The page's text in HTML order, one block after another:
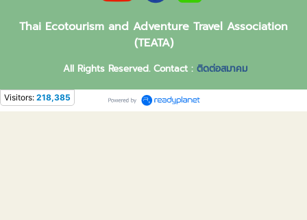
Thai Ecotourism and Adventure Travel Association
(TEATA)
All Rights Reserved. Contact : ติดต่อสมาคม
Visitors: 218,385